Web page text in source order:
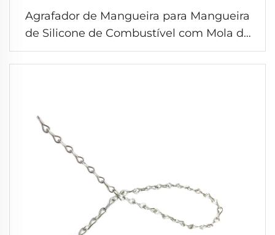
Agrafador de Mangueira para Mangueira
de Silicone de Combustível com Mola de
Torção de Fio de Aço Inoxidável Duplo
Metal Personalizado